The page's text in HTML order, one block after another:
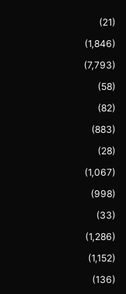
(21)
(1,846)
(7,793)
(58)
(82)
(883)
(28)
(1,067)
(998)
(33)
(1,286)
(1,152)
(136)